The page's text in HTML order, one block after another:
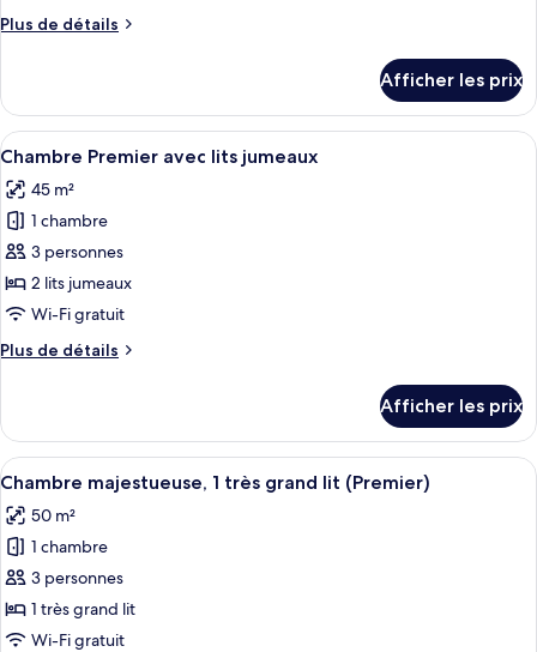
chambre :
très
grand
lit
Plus de détails
Plus
Chambre
Premier,
1
grand
lit
Afficher les prix
Afficher
toutes
les
photos
pour
ce
type
chambre :
avec
lits
jumeaux
Une chambre d’hôtel avec deux lits,
6
Chambre Premier avec lits jumeaux
45 m²
1 chambre
3 personnes
2 lits jumeaux
Wi-Fi gratuit
Plus de détails
Plus
Chambre
Premier
avec
jumeaux
Afficher les prix
Afficher
toutes
les
photos
pour
ce
type
Une chambre d’hôtel avec un
6
Chambre majestueuse, 1 très grand lit (Premier)
50 m²
1 chambre
3 personnes
1 très grand lit
Wi-Fi gratuit